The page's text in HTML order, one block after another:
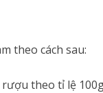
theo cách sau:
theo tỉ lệ